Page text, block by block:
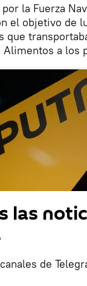
la Fuerza
el objetivo de
que
a los
las
de